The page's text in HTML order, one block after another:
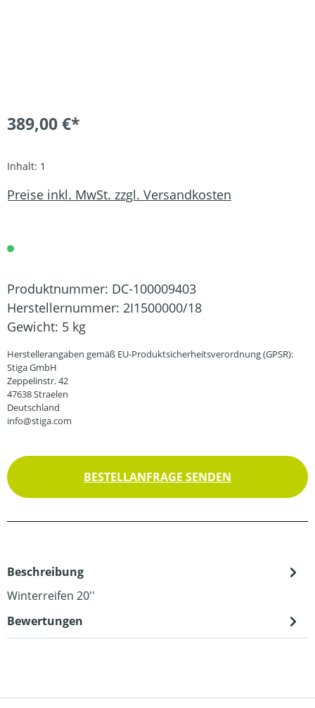
389,00 €*
Inhalt: 1
Preise inkl. MwSt. zzgl. Versandkosten
Produktnummer: DC-100009403
Herstellernummer: 2I1500000/18
Gewicht: 5 kg
Herstellerangaben gemäß EU-Produktsicherheitsverordnung (GPSR):
Stiga GmbH
Zeppelinstr. 42
47638 Straelen
Deutschland
info@stiga.com
BESTELLANFRAGE SENDEN
Beschreibung
Winterreifen 20''
Bewertungen